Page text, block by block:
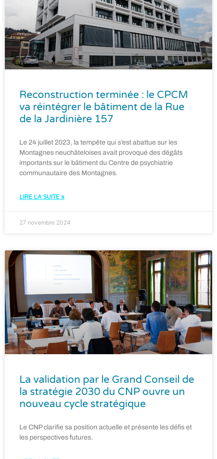
Reconstruction terminée : le CPCM
va réintégrer le bâtiment de la Rue
de la Jardinière 157
Le 24 juillet 2023, la tempête qui s’est abattue sur les
Montagnes neuchâteloises avait provoqué des dégâts
importants sur le bâtiment du Centre de psychiatrie
communautaire des Montagnes.
LIRE LA SUITE »
27 novembre 2024
La validation par le Grand Conseil de
la stratégie 2030 du CNP ouvre un
nouveau cycle stratégique
Le CNP clarifie sa position actuelle et présente les défis et
les perspectives futures.